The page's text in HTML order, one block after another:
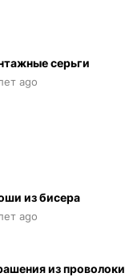
серьги
ago
из бисера
ago
из проволоки